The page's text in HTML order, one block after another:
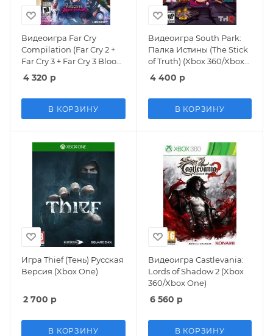
Видеоигра Far Cry
Compilation (Far Cry 2 +
Far Cry 3 + Far Cry 3 Blood
Dragon) (Xbox 360/Xbox
4 320 р
В КОРЗИНУ
Видеоигра South Park:
Палка Истины (The Stick
of Truth) (Xbox 360/Xbox
One)
4 400 р
В КОРЗИНУ
Игра Thief (Тень) Русская
Версия (Xbox One)
2 700 р
В КОРЗИНУ
Видеоигра Castlevania:
Lords of Shadow 2 (Xbox
360/Xbox One)
6 560 р
В КОРЗИНУ